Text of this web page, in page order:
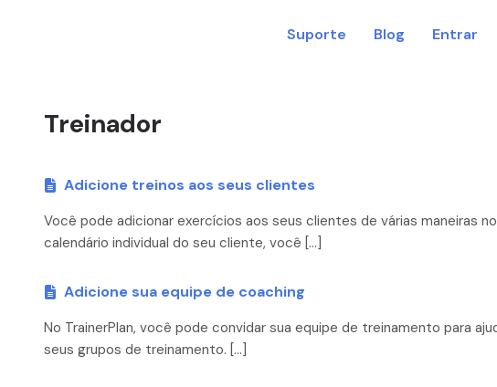
Entrar
Blog
Suporte
Treinador
Adicione treinos aos seus clientes
Você pode adicionar exercícios aos seus clientes de várias maneiras
calendário individual do seu cliente, você […]
Adicione sua equipe de coaching
No TrainerPlan, você pode convidar sua equipe de treinamento para
seus grupos de treinamento. […]